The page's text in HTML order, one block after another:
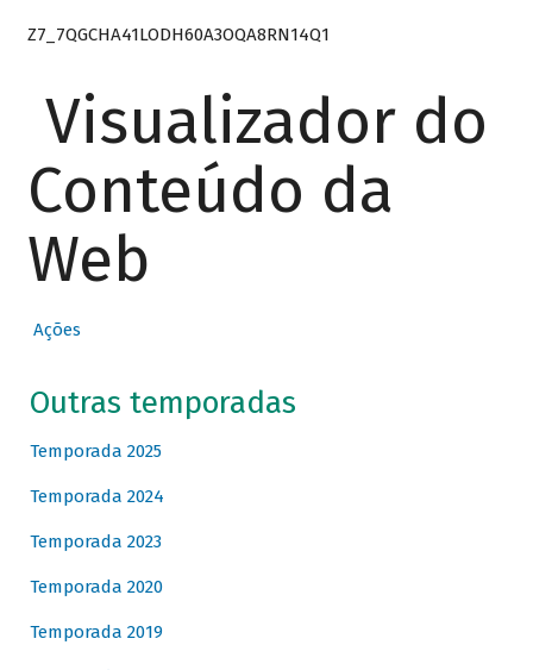
Z7_7QGCHA41LODH60A3OQA8RN14Q1
Visualizador do
Conteúdo da
Web
Ações
Outras temporadas
Temporada 2025
Temporada 2024
Temporada 2023
Temporada 2020
Temporada 2019